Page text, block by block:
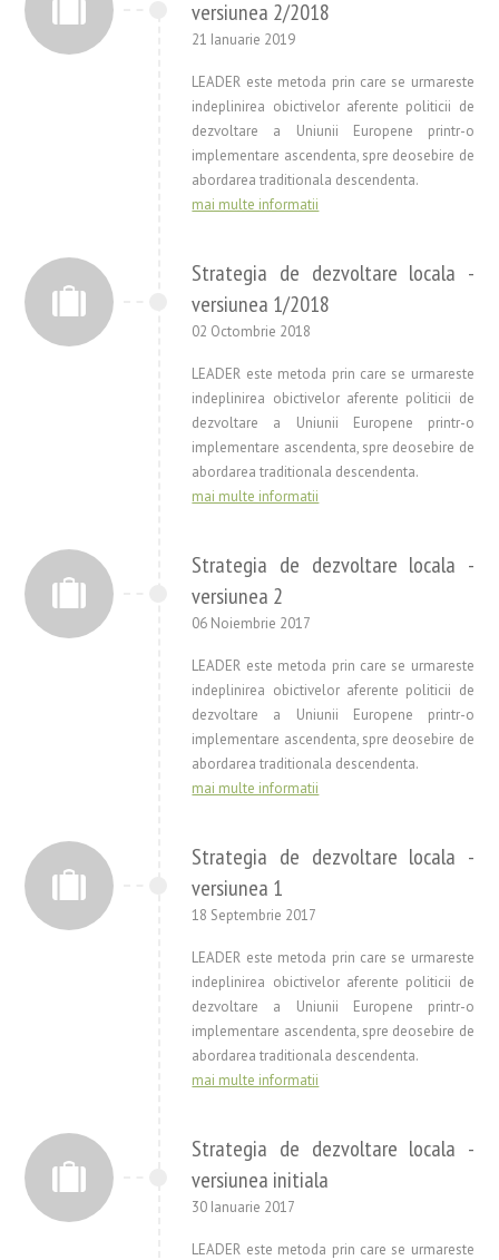
versiunea 2/2018
21 Ianuarie 2019
LEADER este metoda prin care se urmareste
indeplinirea obictivelor aferente politicii de
dezvoltare a Uniunii Europene printr-o
implementare ascendenta, spre deosebire de
abordarea traditionala descendenta.
mai multe informatii
Strategia de dezvoltare locala -
versiunea 1/2018
02 Octombrie 2018
LEADER este metoda prin care se urmareste
indeplinirea obictivelor aferente politicii de
dezvoltare a Uniunii Europene printr-o
implementare ascendenta, spre deosebire de
abordarea traditionala descendenta.
mai multe informatii
Strategia de dezvoltare locala -
versiunea 2
06 Noiembrie 2017
LEADER este metoda prin care se urmareste
indeplinirea obictivelor aferente politicii de
dezvoltare a Uniunii Europene printr-o
implementare ascendenta, spre deosebire de
abordarea traditionala descendenta.
mai multe informatii
Strategia de dezvoltare locala -
versiunea 1
18 Septembrie 2017
LEADER este metoda prin care se urmareste
indeplinirea obictivelor aferente politicii de
dezvoltare a Uniunii Europene printr-o
implementare ascendenta, spre deosebire de
abordarea traditionala descendenta.
mai multe informatii
Strategia de dezvoltare locala -
versiunea initiala
30 Ianuarie 2017
LEADER este metoda prin care se urmareste